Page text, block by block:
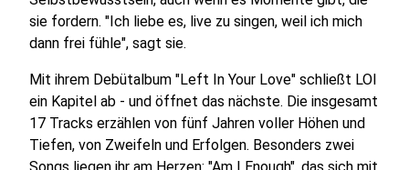
sie fordern. "Ich liebe es, live zu singen, weil ich mich
dann frei fühle", sagt sie.
Mit ihrem Debütalbum "Left In Your Love" schließt LOI
ein Kapitel ab - und öffnet das nächste. Die insgesamt
17 Tracks erzählen von fünf Jahren voller Höhen und
Tiefen, von Zweifeln und Erfolgen. Besonders zwei